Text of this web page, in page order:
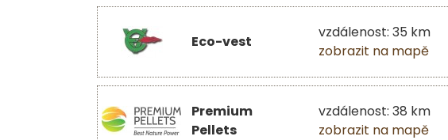
Eco-vest
vzdálenost: 35 km
zobrazit na mapě
Premium
Pellets
vzdálenost: 38 km
zobrazit na mapě